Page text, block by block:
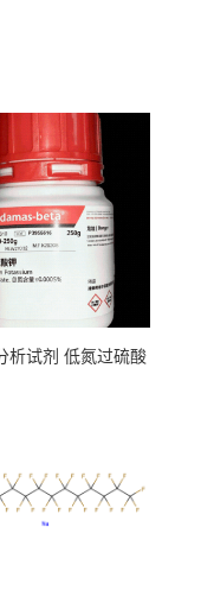
析试剂 低氮过硫酸